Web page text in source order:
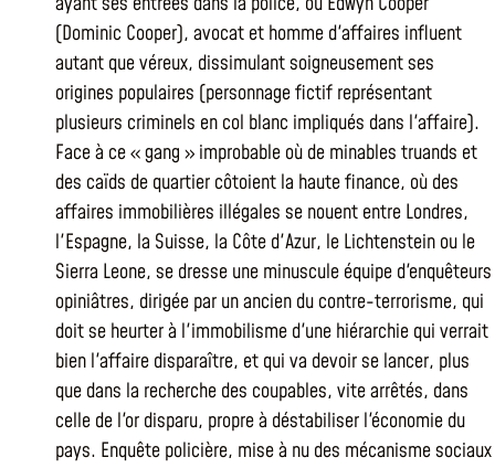
(Dominic Cooper), avocat et homme d'affaires influent
autant que véreux, dissimulant soigneusement ses
origines populaires (personnage fictif représentant
plusieurs criminels en col blanc impliqués dans l'affaire).
Face à ce « gang » improbable où de minables truands et
des caïds de quartier côtoient la haute finance, où des
affaires immobilières illégales se nouent entre Londres,
l'Espagne, la Suisse, la Côte d'Azur, le Lichtenstein ou le
Sierra Leone, se dresse une minuscule équipe d'enquêteurs
opiniâtres, dirigée par un ancien du contre-terrorisme, qui
doit se heurter à l'immobilisme d'une hiérarchie qui verrait
bien l'affaire disparaître, et qui va devoir se lancer, plus
que dans la recherche des coupables, vite arrêtés, dans
celle de l'or disparu, propre à déstabiliser l'économie du
pays. Enquête policière, mise à nu des mécanisme sociaux